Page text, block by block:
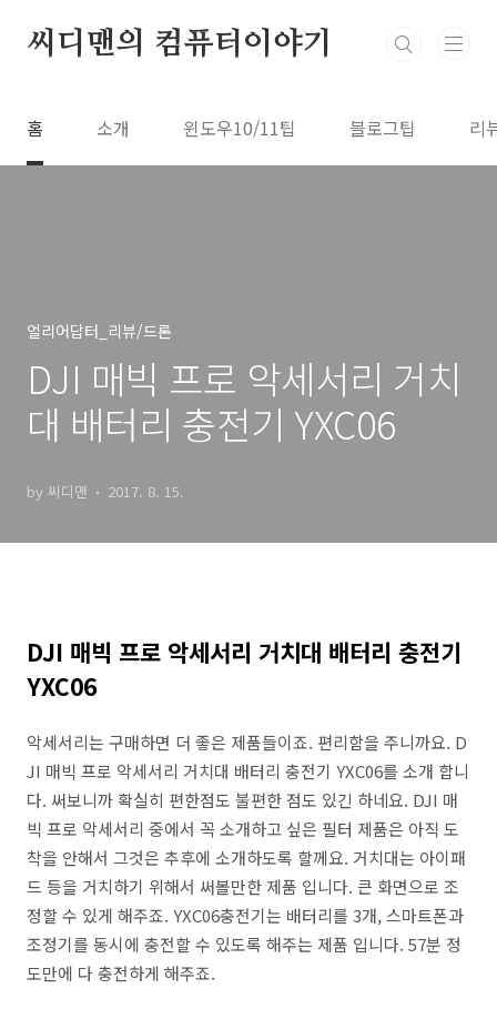
씨디맨의 컴퓨터이야기
홈 소개 윈도우10/11팁 블로그팁 리
얼리어답터_리뷰/드론
DJI 매빅 프로 악세서리 거치
대 배터리 충전기 YXC06
by 씨디맨 2017. 8. 15.
DJI 매빅 프로 악세서리 거치대 배터리 충전기
YXC06
악세서리는 구매하면 더 좋은 제품들이죠. 편리함을 주니까요. D
JI 매빅 프로 악세서리 거치대 배터리 충전기 YXC06를 소개 합니
다. 써보니까 확실히 편한점도 불편한 점도 있긴 하네요. DJI 매
빅 프로 악세서리 중에서 꼭 소개하고 싶은 필터 제품은 아직 도
착을 안해서 그것은 추후에 소개하도록 할께요. 거치대는 아이패
드 등을 거치하기 위해서 써볼만한 제품 입니다. 큰 화면으로 조
정할 수 있게 해주죠. YXC06충전기는 배터리를 3개, 스마트폰과
조정기를 동시에 충전할 수 있도록 해주는 제품 입니다. 57분 정
도만에 다 충전하게 해주죠.